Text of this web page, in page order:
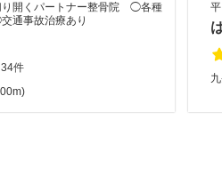
り開くパートナー整骨院 ◯各種
事故治療あり
34件